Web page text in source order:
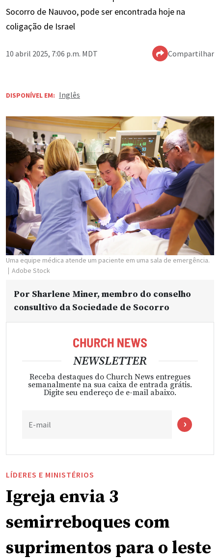
Socorro de Nauvoo, pode ser encontrada hoje na
coligação de Israel
10 abril 2025, 7:06 p.m. MDT Compartilhar
DISPONÍVEL EM: Inglês
Uma equipe médica atende um paciente em uma sala de emergência.
Adobe Stock
Por Sharlene Miner, membro do conselho
consultivo da Sociedade de Socorro
NEWSLETTER
Receba destaques do Church News entregues
semanalmente na sua caixa de entrada grátis.
Digite seu endereço de e-mail abaixo.
E-mail
LÍDERES E MINISTÉRIOS
Igreja envia 3
semirreboques com
suprimentos para o leste